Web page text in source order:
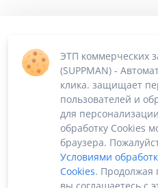
ЭТП коммерческих
(SUPPMAN) -
клика. защищает
пользователей и
для
обработку Cookies
браузера.
Условиями
Cookies. Продолжая